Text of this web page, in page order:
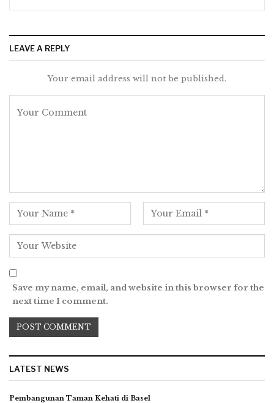
LEAVE A REPLY
Your email address will not be published.
Save my name, email, and website in this browser for the
next time I comment.
LATEST NEWS
Pembangunan Taman Kehati di Basel